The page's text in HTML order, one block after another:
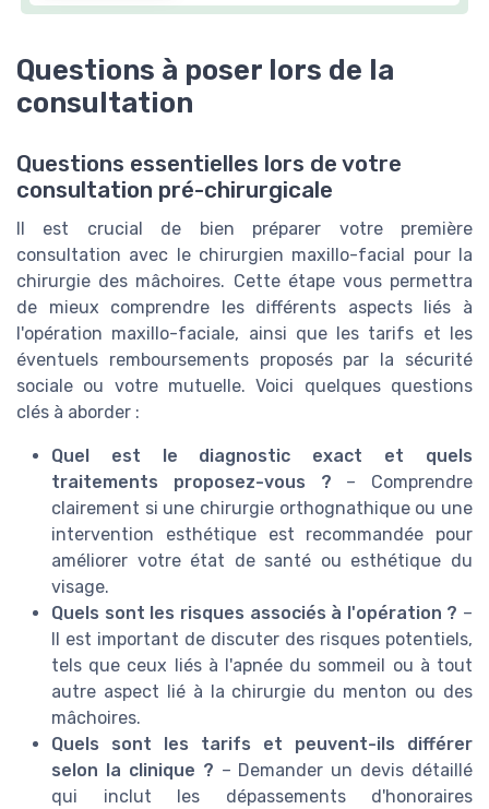
Questions à poser lors de la
consultation
Questions essentielles lors de votre
consultation pré-chirurgicale
Il est crucial de bien préparer votre première
consultation avec le chirurgien maxillo-facial pour la
chirurgie des mâchoires. Cette étape vous permettra
de mieux comprendre les différents aspects liés à
l'opération maxillo-faciale, ainsi que les tarifs et les
éventuels remboursements proposés par la sécurité
sociale ou votre mutuelle. Voici quelques questions
clés à aborder :
Quel est le diagnostic exact et quels
traitements proposez-vous ? – Comprendre
clairement si une chirurgie orthognathique ou une
intervention esthétique est recommandée pour
améliorer votre état de santé ou esthétique du
visage.
Quels sont les risques associés à l'opération ? –
Il est important de discuter des risques potentiels,
tels que ceux liés à l'apnée du sommeil ou à tout
autre aspect lié à la chirurgie du menton ou des
mâchoires.
Quels sont les tarifs et peuvent-ils différer
selon la clinique ? – Demander un devis détaillé
qui inclut les dépassements d'honoraires